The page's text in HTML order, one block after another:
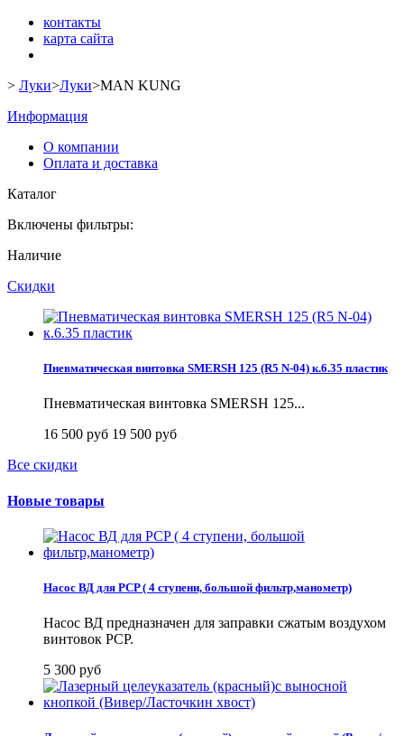
контакты
карта сайта
> Луки>Луки>MAN KUNG
Информация
О компании
Оплата и доставка
Каталог
Включены фильтры:
Наличие
Скидки
Пневматическая винтовка SMERSH 125 (R5 N-04) к.6.35 пластик
Пневматическая винтовка SMERSH 125...
16 500 руб 19 500 руб
Все скидки
Новые товары
Насос ВД для PCP ( 4 ступени, большой фильтр,манометр)
Насос ВД предназначен для заправки сжатым воздухом
винтовок PCP.
5 300 руб